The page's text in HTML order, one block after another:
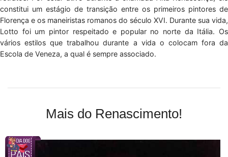
constitui um estágio de transição entre os primeiros pintores de
Florença e os maneiristas romanos do século XVI. Durante sua vida,
Lotto foi um pintor respeitado e popular no norte da Itália. Os
vários estilos que trabalhou durante a vida o colocam fora da
Escola de Veneza, a qual é sempre associado.
Mais do Renascimento!